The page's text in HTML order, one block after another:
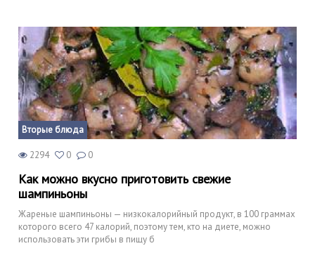
Вторые блюда
2294 0 0
Как можно вкусно приготовить свежие
шампиньоны
Жареные шампиньоны — низкокалорийный продукт, в 100 граммах
которого всего 47 калорий, поэтому тем, кто на диете, можно
использовать эти грибы в пищу б